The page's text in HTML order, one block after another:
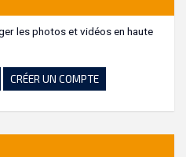
les photos et vidéos en haute
CRÉER UN COMPTE